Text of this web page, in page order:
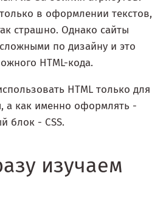
в оформлении текстов,
страшно. Однако сайты
по дизайну и это
HTML-кода.
HTML только для
а как именно оформлять -
блок - CSS.
изучаем